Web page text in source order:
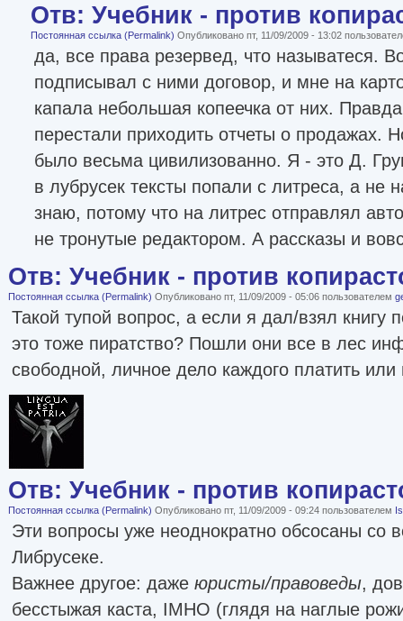
Отв: Учебник - против
Постоянная ссылка (Permalink) Опубликовано пт, 11/09/2009 - 13:02
да, все права резервед, что называтеся.
подписывал с ними договор, и мне на
капала небольшая копеечка от них.
перестали приходить отчеты о продажах.
было весьма цивилизованно. Я - это Д.
в лубрусек тексты попали с литреса, а не
знаю, потому что на литрес отправлял
не тронутые редактором. А рассказы и
Отв: Учебник - против
Постоянная ссылка (Permalink) Опубликовано пт, 11/09/2009 - 05:06 пользователем
Такой тупой вопрос, а если я дал/взял книгу
это тоже пиратство? Пошли они все в лес
свободной, личное дело каждого платить или
Отв: Учебник - против
Постоянная ссылка (Permalink) Опубликовано пт, 11/09/2009 - 09:24 пользователем
Эти вопросы уже неоднократно обсосаны со
Либрусеке.
Важнее другое: даже юристы/правоведы,
бесстыжая каста, IMHO (глядя на наглые